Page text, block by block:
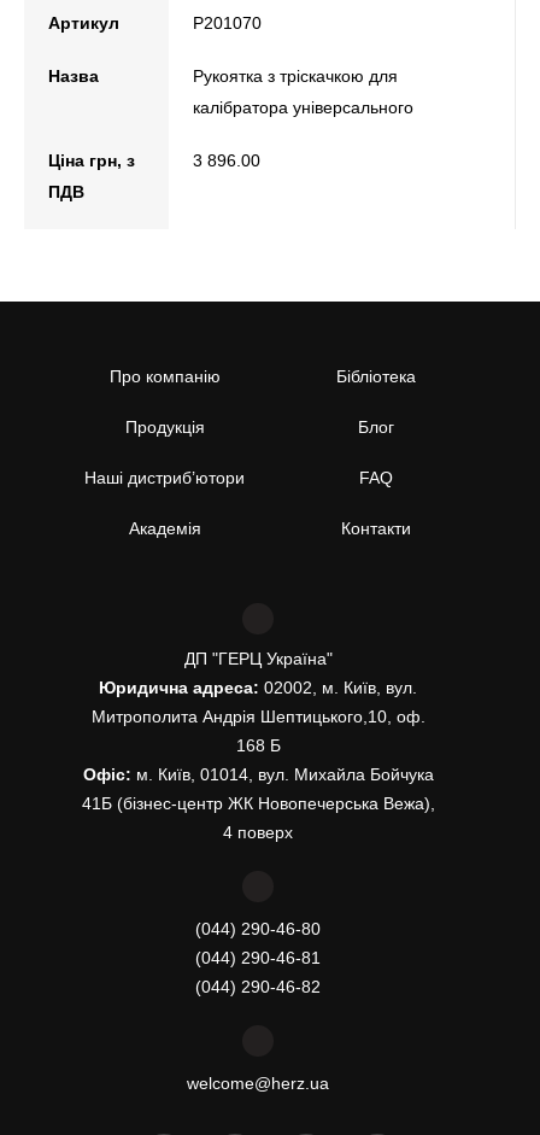
Артикул P201070
Назва
Рукоятка з тріскачкою для
калібратора універсального
Ціна грн, з
ПДВ
3 896.00
Про компанію
Продукція
Наші дистриб’ютори
Академія
Бібліотека
Блог
FAQ
Контакти
ДП "ГЕРЦ Україна"
Юридична адреса: 02002, м. Київ, вул.
Митрополита Андрія Шептицького,10, оф.
168 Б
Офіс: м. Київ, 01014, вул. Михайла Бойчука
41Б (бізнес-центр ЖК Новопечерська Вежа),
4 поверх
(044) 290-46-80
(044) 290-46-81
(044) 290-46-82
welcome@herz.ua